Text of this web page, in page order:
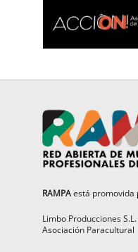
RAMPAestá promovida
Limbo Producciones S.L.
Asociación Paracultural